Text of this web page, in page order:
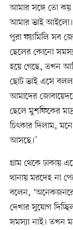
আমার সঙ্গে তো কয়
আমার ভাই আইলো।
পুরা ফ্যামিলি সব
ছেলের কোনো
হয়ে গেছে, তখন
ছোট ভাই এসে
আমাদের
ছেলে মুশফিকের
চিৎকার দিলাম,
আসছে।’
গ্রাম থেকে ঢাকায়
থানায় মরদেহ না
বলেন,
দেখার সুযোগ
সমস্যা নাই। তখন